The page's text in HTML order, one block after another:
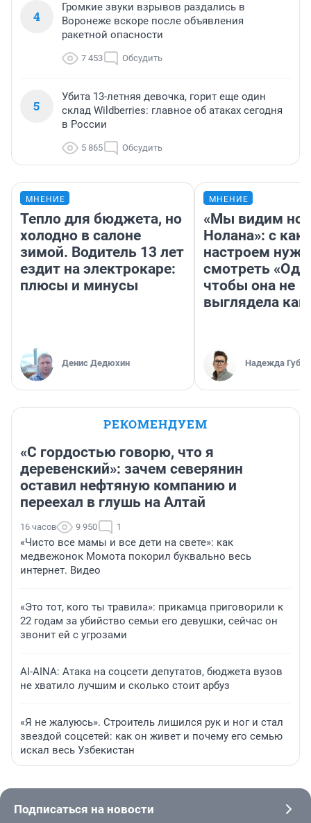
4
Громкие звуки взрывов раздались в
Воронеже вскоре после объявления
ракетной опасности
7 453 Обсудить
5
Убита 13-летняя девочка, горит еще один
склад Wildberries: главное об атаках сегодня
в России
5 865 Обсудить
МНЕНИЕ
Тепло для бюджета, но
холодно в салоне
зимой. Водитель 13 лет
ездит на электрокаре:
плюсы и минусы
Денис Дедюхин
МНЕНИЕ
«Мы видим
Нолана»: с
настроем
смотреть
чтобы она не
выглядела как
Надежда
РЕКОМЕНДУЕМ
«С гордостью говорю, что я
деревенский»: зачем северянин
оставил нефтяную компанию и
переехал в глушь на Алтай
16 часов 9 950 1
«Чисто все мамы и все дети на свете»: как
медвежонок Момота покорил буквально весь
интернет. Видео
«Это тот, кого ты травила»: прикамца приговорили к
22 годам за убийство семьи его девушки, сейчас он
звонит ей с угрозами
AI-AINA: Атака на соцсети депутатов, бюджета вузов
не хватило лучшим и сколько стоит арбуз
«Я не жалуюсь». Строитель лишился рук и ног и стал
звездой соцсетей: как он живет и почему его семью
искал весь Узбекистан
Подписаться на новости